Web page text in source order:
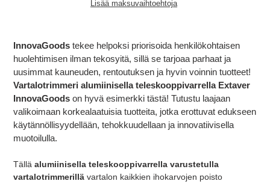
Lisää maksuvaihtoehtoja
ostoskoriin
InnovaGoods tekee helpoksi priorisoida henkilökohtaisen
huolehtimisen ilman tekosyitä, sillä se tarjoaa parhaat ja
uusimmat kauneuden, rentoutuksen ja hyvin voinnin tuotteet!
Vartalotrimmeri alumiinisella teleskooppivarrella Extaver
InnovaGoods on hyvä esimerkki tästä! Tutustu laajaan
valikoimaan korkealaatuisia tuotteita, jotka erottuvat edukseen
käytännöllisyydellään, tehokkuudellaan ja innovatiivisella
muotoilulla.
Tällä alumiinisella teleskooppivarrella varustetulla
vartalotrimmerillä vartalon kaikkien ihokarvojen poisto